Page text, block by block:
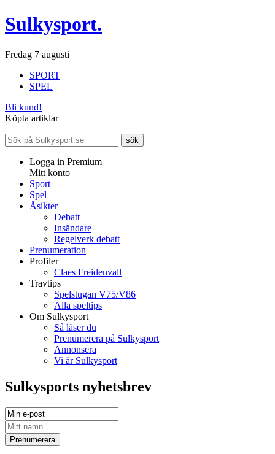
Sulkysport.
Fredag 7 augusti
SPORT
SPEL
Bli kund!
Köpta artiklar
Logga in Premium
Mitt konto
Sport
Spel
Åsikter
Debatt
Insändare
Regelverk debatt
Prenumeration
Profiler
Claes Freidenvall
Travtips
Spelstugan V75/V86
Alla speltips
Om Sulkysport
Så läser du
Prenumerera på Sulkysport
Annonsera
Vi är Sulkysport
Sulkysports nyhetsbrev